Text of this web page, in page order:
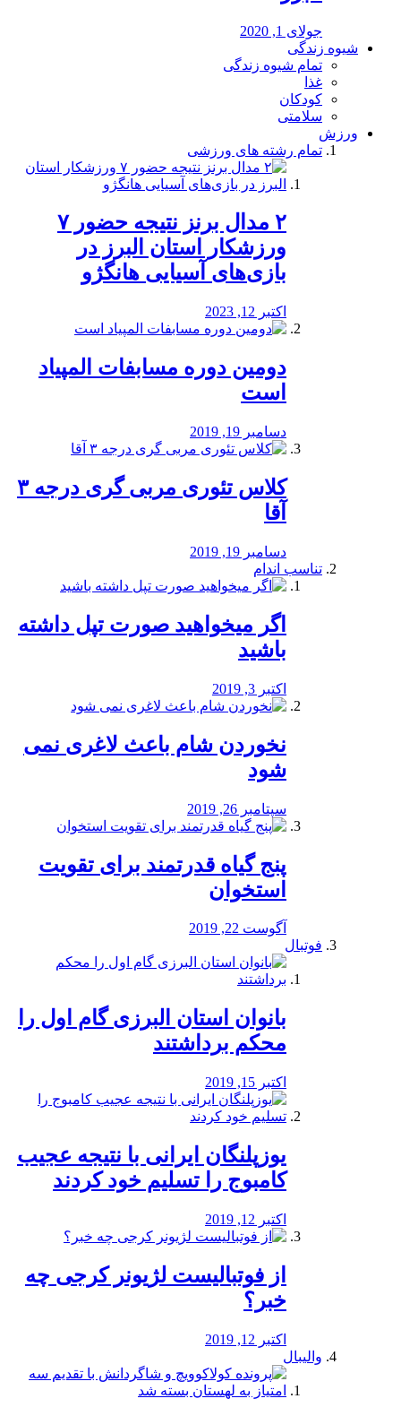
جولای 1, 2020
شیوه زندگی
تمام شیوه زندگی
غذا
کودکان
سلامتی
ورزش
تمام رشته های ورزشی
۲ مدال برنز نتیجه حضور ۷
ورزشکار استان البرز در
بازی‌های آسیایی هانگژو
اکتبر 12, 2023
دومین دوره مسابفات المپیاد
است
دسامبر 19, 2019
کلاس تئوری مربی گری درجه ۳
آقا
دسامبر 19, 2019
تناسب اندام
اگر میخواهید صورت تپل داشته
باشید
اکتبر 3, 2019
نخوردن شام باعث لاغری نمی
‌شود
سپتامبر 26, 2019
پنج گیاه قدرتمند برای تقویت
استخوان
آگوست 22, 2019
فوتبال
بانوان استان البرزی گام اول را
محكم برداشتند
اکتبر 15, 2019
یوزپلنگان ایرانی با نتیجه عجیب
کامبوج را تسلیم خود کردند
اکتبر 12, 2019
از فوتبالیست لژیونر کرجی چه
خبر؟
اکتبر 12, 2019
والیبال